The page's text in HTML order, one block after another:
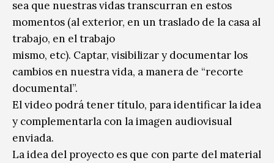
sea que nuestras vidas transcurran en estos
momentos (al exterior, en un traslado de la casa al
trabajo, en el trabajo
mismo, etc). Captar, visibilizar y documentar los
cambios en nuestra vida, a manera de “recorte
documental”.
El video podrá tener título, para identificar la idea
y complementarla con la imagen audiovisual
enviada.
La idea del proyecto es que con parte del material